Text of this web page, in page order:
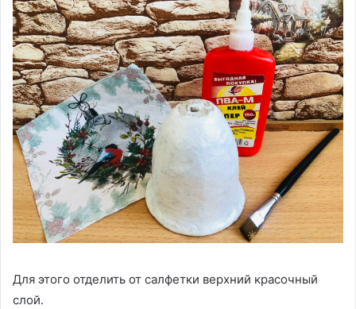
Для этого отделить от салфетки верхний красочный
слой.